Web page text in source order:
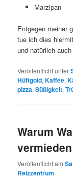
Marzipan
Entgegen meiner
tue ich dies
und natürlich
Veröffentlicht unter
Hüftgold,Kaffee,
pizza,Süßigkeit,
Warum
Veröffentlicht am
Reizzentrum